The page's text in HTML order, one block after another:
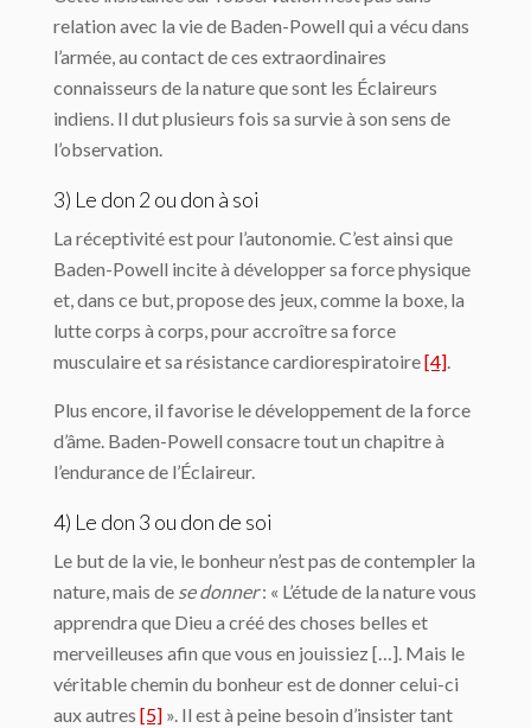
relation avec la vie de Baden-Powell qui a vécu dans
l’armée, au contact de ces extraordinaires
connaisseurs de la nature que sont les Éclaireurs
indiens. Il dut plusieurs fois sa survie à son sens de
l’observation.
3) Le don 2 ou don à soi
La réceptivité est pour l’autonomie. C’est ainsi que
Baden-Powell incite à développer sa force physique
et, dans ce but, propose des jeux, comme la boxe, la
lutte corps à corps, pour accroître sa force
musculaire et sa résistance cardiorespiratoire[4].
Plus encore, il favorise le développement de la force
d’âme. Baden-Powell consacre tout un chapitre à
l’endurance de l’Éclaireur.
4) Le don 3 ou don de soi
Le but de la vie, le bonheur n’est pas de contempler la
nature, mais de se donner: « L’étude de la nature vous
apprendra que Dieu a créé des choses belles et
merveilleuses afin que vous en jouissiez […]. Mais le
véritable chemin du bonheur est de donner celui-ci
aux autres [5] ». Il est à peine besoin d’insister tant